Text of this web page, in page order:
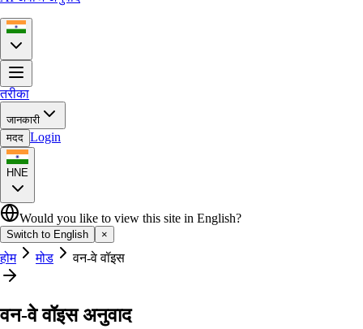
तरीका
जानकारी
मदद Login
HNE
Would you like to view this site in English?
Switch to English ×
होम मोड वन-वे वॉइस
वन-वे वॉइस अनुवाद